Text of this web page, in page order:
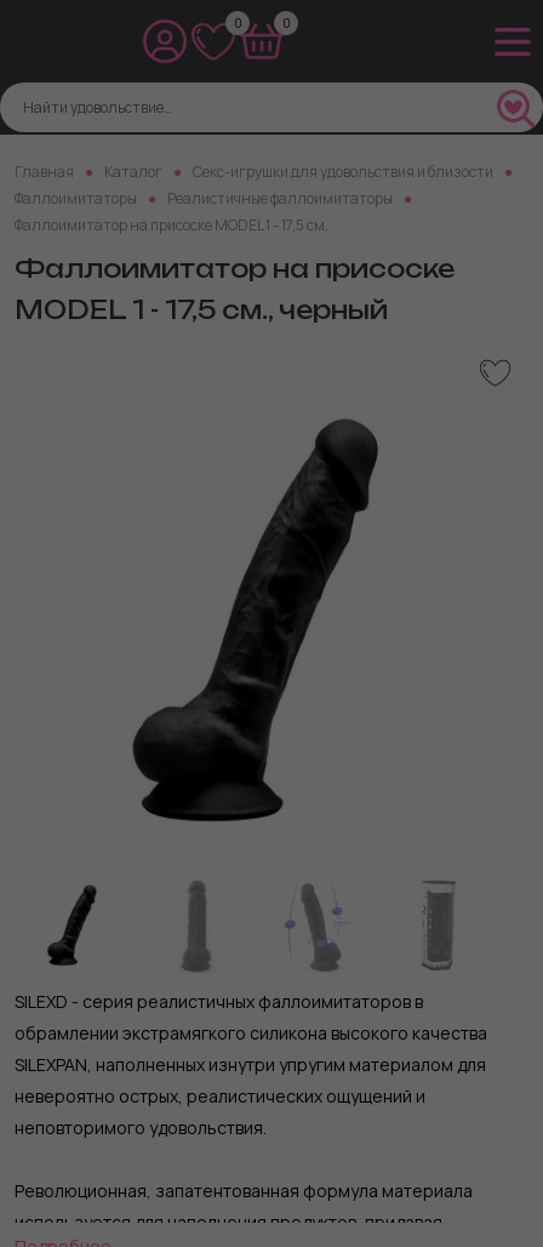
0 0
Главная Каталог
Секс-игрушки для удовольствия и близости
Фаллоимитаторы
Реалистичные фаллоимитаторы
Фаллоимитатор на присоске MODEL 1 - 17,5 см.
Фаллоимитатор на присоске
MODEL 1 - 17,5 см., черный
SILEXD - серия реалистичных фаллоимитаторов в
обрамлении экстрамягкого силикона высокого качества
SILEXPAN, наполненных изнутри упругим материалом для
невероятно острых, реалистических ощущений и
неповторимого удовольствия.
Революционная, запатентованная формула материала
используется для наполнения продуктов, придавая